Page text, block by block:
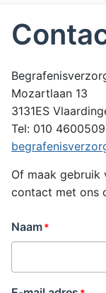
Mozartlaan 13
3131ES
Tel: 010 4600509
Of maak gebruik
contact met ons
Naam